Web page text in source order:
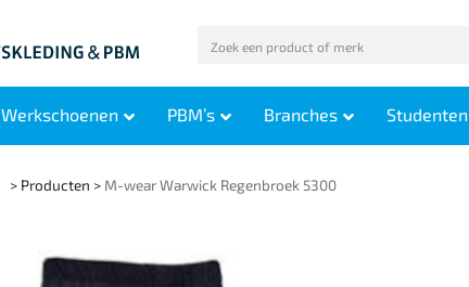
Werkschoenen PBM’s Branches Studenten
> Producten > M-wear Warwick Regenbroek 5300